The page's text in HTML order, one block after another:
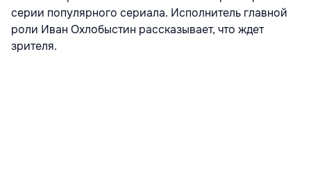
серии популярного сериала. Исполнитель главной
роли Иван Охлобыстин рассказывает, что ждет
зрителя.